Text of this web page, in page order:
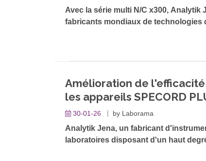
Avec la série multi N/C x300, Analytik
fabricants mondiaux de technologies
Amélioration de
les appareils SPECORD
30-01-26 by Laborama
Analytik Jena, un fabricant
laboratoires disposant d'un haut